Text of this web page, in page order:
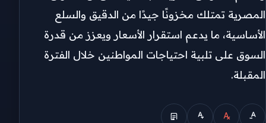
المصرية تمتلك مخزونًا جيدًا من الدقيق والسلع
الأساسية، ما يدعم استقرار الأسعار ويعزز من قدرة
السوق على تلبية احتياجات المواطنين خلال الفترة
المقبلة.